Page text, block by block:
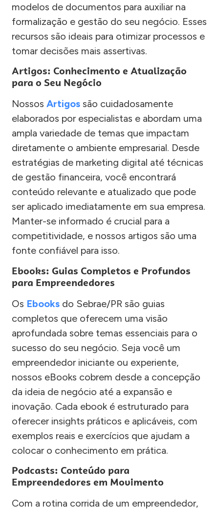
modelos de documentos para auxiliar na
formalização e gestão do seu negócio. Esses
recursos são ideais para otimizar processos e
tomar decisões mais assertivas.
Artigos: Conhecimento e Atualização
para o Seu Negócio
Nossos Artigos são cuidadosamente
elaborados por especialistas e abordam uma
ampla variedade de temas que impactam
diretamente o ambiente empresarial. Desde
estratégias de marketing digital até técnicas
de gestão financeira, você encontrará
conteúdo relevante e atualizado que pode
ser aplicado imediatamente em sua empresa.
Manter-se informado é crucial para a
competitividade, e nossos artigos são uma
fonte confiável para isso.
Ebooks: Guias Completos e Profundos
para Empreendedores
Os Ebooks do Sebrae/PR são guias
completos que oferecem uma visão
aprofundada sobre temas essenciais para o
sucesso do seu negócio. Seja você um
empreendedor iniciante ou experiente,
nossos eBooks cobrem desde a concepção
da ideia de negócio até a expansão e
inovação. Cada ebook é estruturado para
oferecer insights práticos e aplicáveis, com
exemplos reais e exercícios que ajudam a
colocar o conhecimento em prática.
Podcasts: Conteúdo para
Empreendedores em Movimento
Com a rotina corrida de um empreendedor,